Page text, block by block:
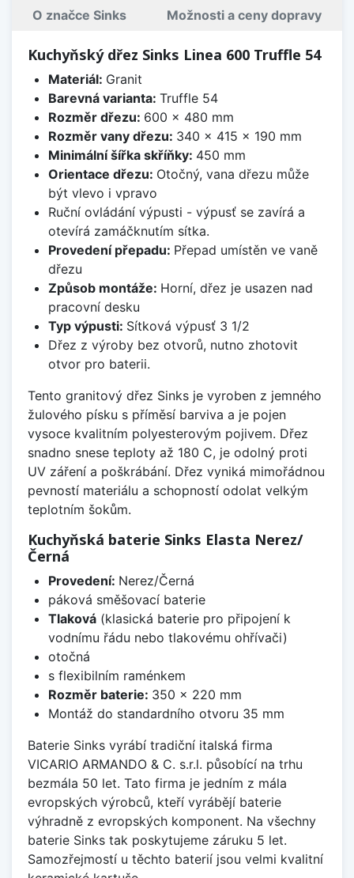
O značce Sinks Možnosti a ceny dopravy
Kuchyňský dřez Sinks Linea 600 Truffle 54
Materiál: Granit
Barevná varianta: Truffle 54
Rozměr dřezu: 600 x 480 mm
Rozměr vany dřezu: 340 x 415 x 190 mm
Minimální šířka skříňky: 450 mm
Orientace dřezu: Otočný, vana dřezu může
být vlevo i vpravo
Ruční ovládání výpusti - výpusť se zavírá a
otevírá zamáčknutím sítka.
Provedení přepadu: Přepad umístěn ve vaně
dřezu
Způsob montáže: Horní, dřez je usazen nad
pracovní desku
Typ výpusti: Sítková výpusť 3 1/2
Dřez z výroby bez otvorů, nutno zhotovit
otvor pro baterii.
Tento granitový dřez Sinks je vyroben z jemného
žulového písku s příměsí barviva a je pojen
vysoce kvalitním polyesterovým pojivem. Dřez
snadno snese teploty až 180 C, je odolný proti
UV záření a poškrábání. Dřez vyniká mimořádnou
pevností materiálu a schopností odolat velkým
teplotním šokům.
Kuchyňská baterie Sinks Elasta Nerez/
Černá
Provedení: Nerez/Černá
páková směšovací baterie
Tlaková(klasická baterie pro připojení k
vodnímu řádu nebo tlakovému ohřívači)
otočná
s flexibilním raménkem
Rozměr baterie: 350 x 220 mm
Montáž do standardního otvoru 35 mm
Baterie Sinks vyrábí tradiční italská firma
VICARIO ARMANDO & C. s.r.l. působící na trhu
bezmála 50 let. Tato firma je jedním z mála
evropských výrobců, kteří vyrábějí baterie
výhradně z evropských komponent. Na všechny
baterie Sinks tak poskytujeme záruku 5 let.
Samozřejmostí u těchto baterií jsou velmi kvalitní